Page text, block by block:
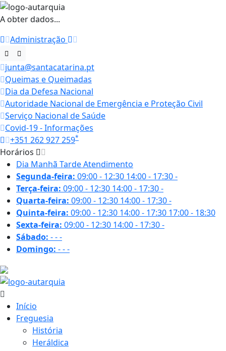
A obter dados...
Administração
junta@santacatarina.pt
Queimas e Queimadas
Dia da Defesa Nacional
Autoridade Nacional de Emergência e Proteção Civil
Serviço Nacional de Saúde
Covid-19 - Informações
+351 262 927 259*
Horários
Dia Manhã TardeAtendimento
Segunda-feira: 09:00 - 12:30 14:00 - 17:30-
Terça-feira: 09:00 - 12:30 14:00 - 17:30-
Quarta-feira: 09:00 - 12:30 14:00 - 17:30-
Quinta-feira: 09:00 - 12:30 14:00 - 17:30 17:00 - 18:30
Sexta-feira: 09:00 - 12:30 14:00 - 17:30-
Sábado: ---
Domingo: ---
Início
Freguesia
História
Heráldica